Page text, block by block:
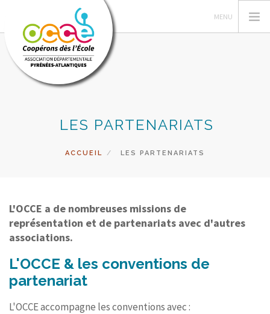
GESTION ET ASSURANCE
RECHERCHER
LES PARTENARIATS
ACCUEIL LES PARTENARIATS
L'OCCE a de nombreuses missions de
représentation et de partenariats avec d'autres
associations.
L'OCCE & les conventions de
partenariat
L'OCCE accompagne les conventions avec :